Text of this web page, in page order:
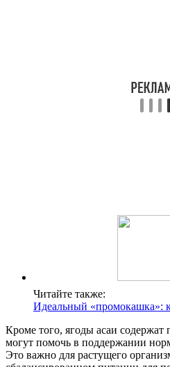
Читайте также:
Идеальный «промокашка»:
Кроме того, ягоды асаи
могут помочь в поддержании
Это важно для растущего